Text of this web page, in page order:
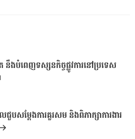
ងបំពេញទស្សនកិច្ចផ្លូវការនៅប្រទេស
សម្តែងការគួរសម និងពិភាក្សាការងារ